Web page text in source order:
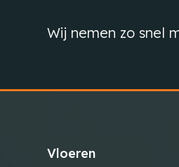
Wij nemen zo snel
Vloeren